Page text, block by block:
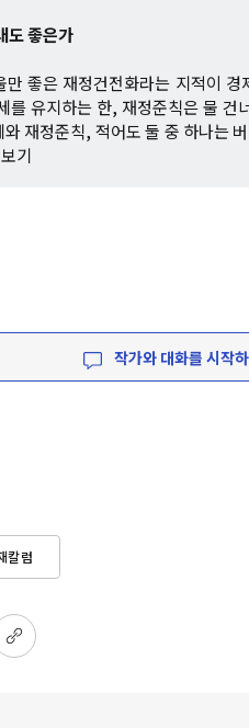
도 좋은가
좋은 재정건전화라는 지적이
를 유지하는 한, 재정준칙은 물 건
재정준칙, 적어도 둘 중 하나는
기
작가와 대화를 시작
칼럼